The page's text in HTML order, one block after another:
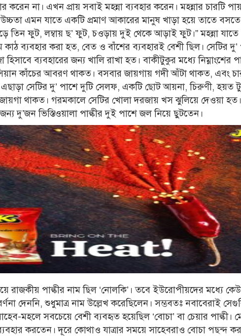
করেন না। এখন প্রায় সবাই মহন্না ব্যবহার করেন। মহন্নার চারটি
এমন যাতে একটি প্রমাণ আকারের মানুষ খাড়া হয়ে তাতে
তিন ফুট, লম্বায় ছ’ ফুট, চওড়ায় দুই থেকে আড়াই ফুট।” মহন্না যাতে
ব্যবহার করা হত, বেত ও বাঁশের ব্যবহারই বেশী ছিল। সেটির দু’
ব্যবহারের জন্য খালি রাখা হত। বাকীটুকুর মধ্যে নিম্নাংশের
কাঁচের আবরণ থাকত। বসবার জায়গায় গদী আঁটা থাকত, এবং
সেটির দু’ পাশে দুটি সেলফ, একটি ছোট আয়না, চিরুণী, হয়ত
থাকত। গরমকালে সেটির খোলা দরজায় খস ঝুলিয়ে দেওয়া
দু’জন ভিস্তিওয়ালা পাল্কীর দুই পাশে জল নিয়ে ছুটতেন।
রাজকীয় পাল্কীর নাম ছিল ‘নোলকি’। তবে ইউরোপীয়দের মধ্যে
দেননি, শুধুমাত্র নাম উল্লেখ করেছিলেন। সম্ভবতঃ নবাবেরাই
মহলে সবচেয়ে বেশী ব্যবহৃত হয়েছিল ‘বোচা’ বা চেয়ার পাল্কী।
করতেন। দূরে কোথাও যাত্রার সময়ে সাহেবরাও বোচা পছন্দ